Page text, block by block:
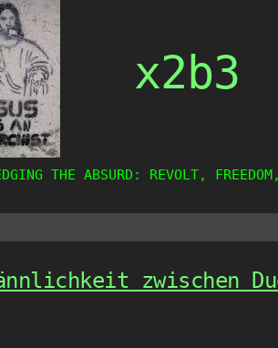
x2b3
THE ABSURD: REVOLT,
zwischen